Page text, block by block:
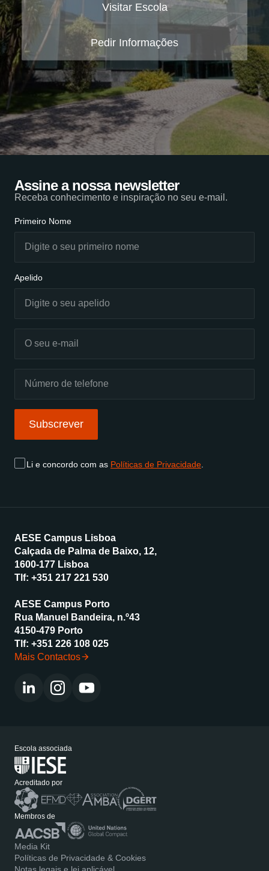
Visitar Escola
Pedir Informações
Assine a nossa newsletter
Receba conhecimento e inspiração no seu e-mail.
Primeiro Nome
Apelido
Subscrever
Li e concordo com as Políticas de Privacidade
AESE Campus Lisboa
Calçada de Palma de Baixo, 12,
1600-177 Lisboa
Tlf: +351 217 221 530
AESE Campus Porto
Rua Manuel Bandeira, n.º43
4150-479 Porto
Tlf: +351 226 108 025
Mais Contactos
Escola associada
Acreditado por
Membros de
Media Kit
Políticas de Privacidade & Cookies